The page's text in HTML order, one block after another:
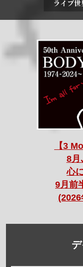
ライブ
【3
8月
心
9月前